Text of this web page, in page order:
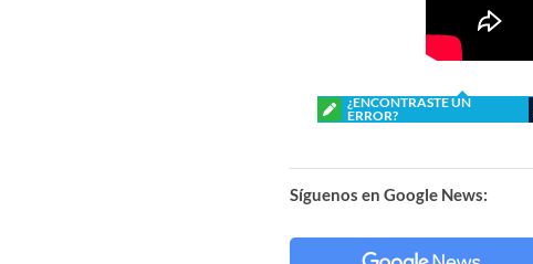
¿ENCONTRASTE UN
ERROR?
Síguenos en Google News: